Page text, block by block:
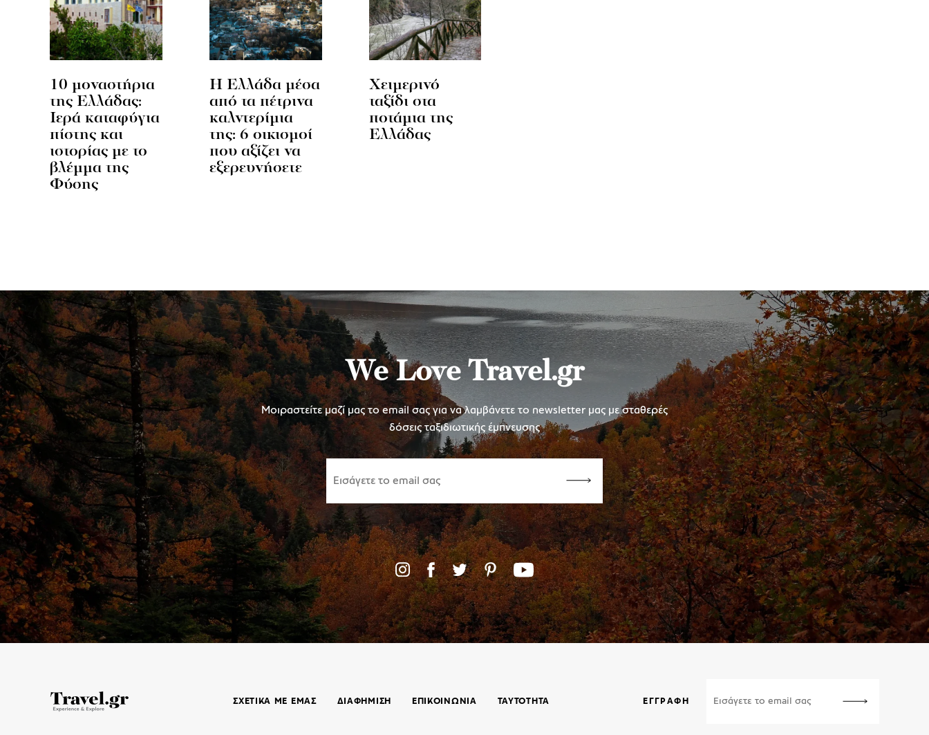
10 μοναστήρια
της Ελλάδας:
Ιερά καταφύγια
πίστης και
ιστορίας με το
βλέμμα της
Φύσης
Η Ελλάδα μέσα
από τα πέτρινα
καλντερίμια
της: 6 oικισμοί
που αξίζει να
εξερευνήσετε
Χειμερινό
ταξίδι στα
ποτάμια της
Ελλάδας
We Love Travel.gr
Μοιραστείτε μαζί μας το email σας για να λαμβάνετε το newsletter μας με σταθερές
δόσεις ταξιδιωτικής έμπνευσης
ΣΧΕΤΙΚΑ ΜΕ ΕΜΑΣ ΔΙΑΦΗΜΙΣΗ ΕΠΙΚΟΙΝΩΝΊΑ ΤΑΥΤΟΤΗΤΑ ΕΓΓΡΑΦΉ